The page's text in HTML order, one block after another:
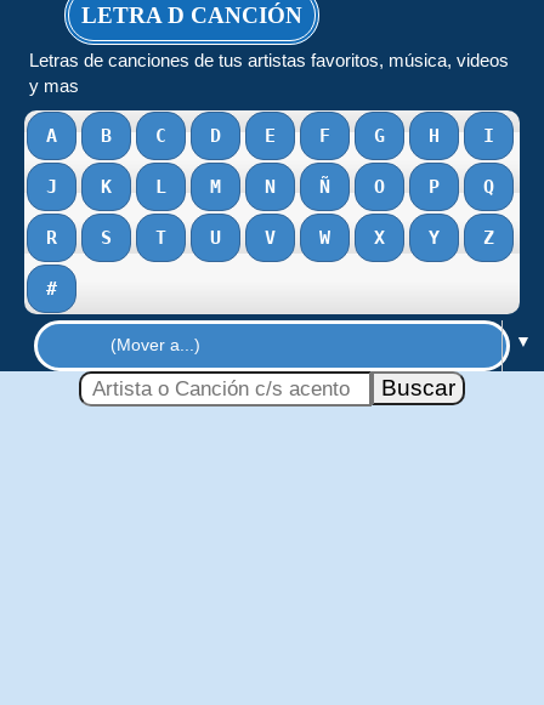
LETRA D CANCIÓN
Letras de canciones de tus artistas favoritos, música, videos
y mas
A B C D E F G H I
J K L M N Ñ O P Q
R S T U V W X Y Z
#
▼